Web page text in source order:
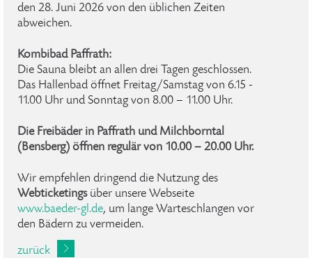
den 28. Juni 2026 von den üblichen Zeiten
abweichen.
Kombibad Paffrath:
Die Sauna bleibt an allen drei Tagen geschlossen.
Das Hallenbad öffnet Freitag/Samstag von 6.15 -
11.00 Uhr und Sonntag von 8.00 – 11.00 Uhr.
Die Freibäder in Paffrath und Milchborntal
(Bensberg) öffnen regulär von 10.00 – 20.00 Uhr.
Wir empfehlen dringend die Nutzung des
Webticketingsüber unsere Webseite
www.baeder-gl.de, um lange Warteschlangen vor
den Bädern zu vermeiden.
zurück